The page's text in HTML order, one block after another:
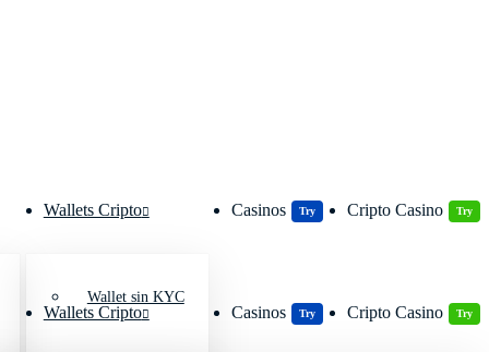
Wallets Cripto
Wallet sin KYC
Casinos Try Cripto Casino Try
Wallets Cripto Casinos Try Cripto Casino Try